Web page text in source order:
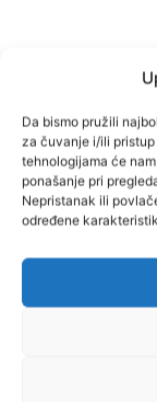
Da bismo pružili
za čuvanje i/ili
tehnologijama će
ponašanje pri
Nepristanak ili
određene
Bijeljina
Facebook
Najnovije